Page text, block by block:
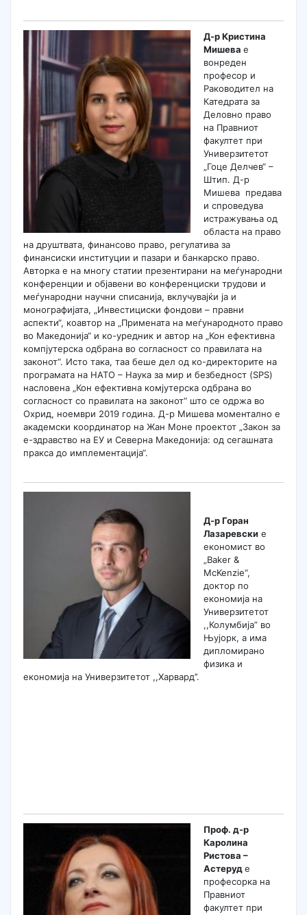
Д-р Кристина
Мишевае
вонреден
професор и
Раководител на
Катедрата за
Деловно право
на Правниот
факултет при
Универзитетот
„Гоце Делчев“ –
Штип. Д-р
Мишева предава
и спроведува
истражувања од
областа на право
на друштвата, финансово право, регулатива за
финансиски институции и пазари и банкарско право.
Авторка е на многу статии презентирани на меѓународни
конференции и објавени во конференциски трудови и
меѓународни научни списанија, вклучувајќи ја и
монографијата, „Инвестициски фондови – правни
аспекти“, коавтор на „Примената на меѓународното право
во Македонија“ и ко-уредник и автор на „Кон ефективна
компјутерска одбрана во согласност со правилата на
законот“. Исто така, таа беше дел од ко-директорите на
програмата на НАТО – Наука за мир и безбедност (SPS)
насловена „Кон ефективна комјутерска одбрана во
согласност со правилата на законот“ што се одржа во
Охрид, ноември 2019 година. Д-р Мишева моментално е
академски координатор на Жан Моне проектот „Закон за
е-здравство на ЕУ и Северна Македонија: од сегашната
пракса до имплементација“.
Д-р Горан
Лазаревски е
економист во
„Baker &
McKenzie“,
доктор по
економија на
Универзитетот
,,Колумбија” во
Њујорк, а има
дипломирано
физика и
економија на Универзитетот ,,Харвард’’.
Проф. д-р
Каролина
Ристова –
Астеруде
професорка на
Правниот
факултет при